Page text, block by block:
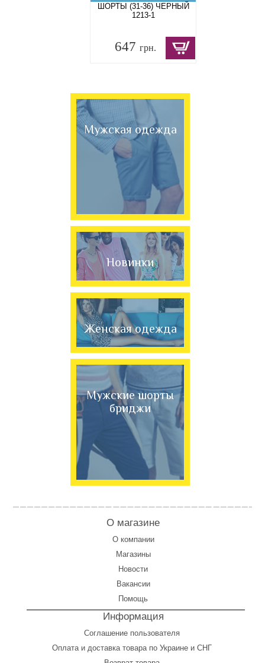
ШОРТЫ (31-36) ЧЕРНЫЙ
1213-1
647 грн.
Мужская одежда
Новинки
Женская одежда
Мужские шорты
бриджи
О магазине
О компании
Магазины
Новости
Вакансии
Помощь
Информация
Соглашение пользователя
Оплатаи доставка товара по Украине и СНГ